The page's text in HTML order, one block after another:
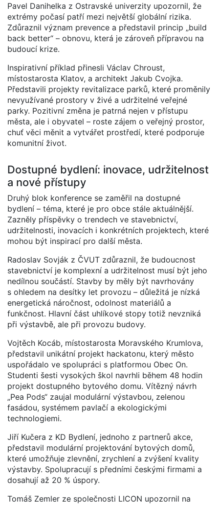
Pavel Danihelka z Ostravské univerzity upozornil, že
extrémy počasí patří mezi největší globální rizika.
Zdůraznil význam prevence a představil princip „build
back better“ – obnovu, která je zároveň přípravou na
budoucí krize.
Inspirativní příklad přinesli Václav Chroust,
místostarosta Klatov, a architekt Jakub Cvojka.
Představili projekty revitalizace parků, které proměnily
nevyužívané prostory v živé a udržitelné veřejné
parky. Pozitivní změna je patrná nejen v přístupu
města, ale i obyvatel – roste zájem o veřejný prostor,
chuť věci měnit a vytvářet prostředí, které podporuje
komunitní život.
Dostupné bydlení: inovace, udržitelnost
a nové přístupy
Druhý blok konference se zaměřil na dostupné
bydlení – téma, které je pro obce stále aktuálnější.
Zazněly příspěvky o trendech ve stavebnictví,
udržitelnosti, inovacích i konkrétních projektech, které
mohou být inspirací pro další města.
Radoslav Sovják z ČVUT zdůraznil, že budoucnost
stavebnictví je komplexní a udržitelnost musí být jeho
nedílnou součástí. Stavby by měly být navrhovány
s ohledem na desítky let provozu – důležitá je nízká
energetická náročnost, odolnost materiálů a
funkčnost. Hlavní část uhlíkové stopy totiž nevzniká
při výstavbě, ale při provozu budovy.
Vojtěch Kocáb, místostarosta Moravského Krumlova,
představil unikátní projekt hackatonu, který město
uspořádalo ve spolupráci s platformou Obec On.
Studenti šesti vysokých škol navrhli během 48 hodin
projekt dostupného bytového domu. Vítězný návrh
„Pea Pods“ zaujal modulární výstavbou, zelenou
fasádou, systémem pavlačí a ekologickými
technologiemi.
Jiří Kučera z KD Bydlení, jednoho z partnerů akce,
představil modulární projektování bytových domů,
které umožňuje zlevnění, zrychlení a zvýšení kvality
výstavby. Spolupracují s předními českými firmami a
dosahují až 20 % úspory.
Tomáš Zemler ze společnosti LICON upozornil na